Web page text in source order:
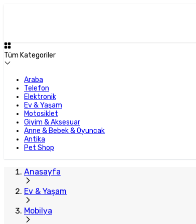
Tüm Kategoriler
Araba
Telefon
Elektronik
Ev & Yaşam
Motosiklet
Giyim & Aksesuar
Anne & Bebek & Oyuncak
Antika
Pet Shop
Anasayfa
Ev & Yaşam
Mobilya